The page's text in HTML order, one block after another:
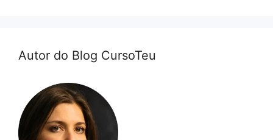
Autor do Blog CursoTeu